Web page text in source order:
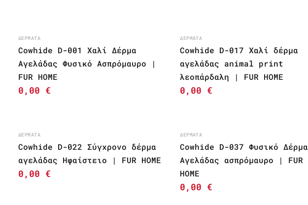
ΔΈΡΜΑΤΑ
Cowhide D-001 Χαλί Δέρμα
Αγελάδας Φυσικό Ασπρόμαυρο |
FUR HOME
0,00 €
ΔΈΡΜΑΤΑ
Cowhide D-017 Χαλί δέρμα
αγελάδας animal print
λεοπάρδαλη | FUR HOME
0,00 €
ΔΈΡΜΑΤΑ
Cowhide D-022 Σύγχρονο δέρμα
αγελάδας Ηφαίστειο | FUR HOME
0,00 €
ΔΈΡΜΑΤΑ
Cowhide D-037 Φυσικό Δέρμα
Αγελάδας ασπρόμαυρο | FUR
HOME
0,00 €